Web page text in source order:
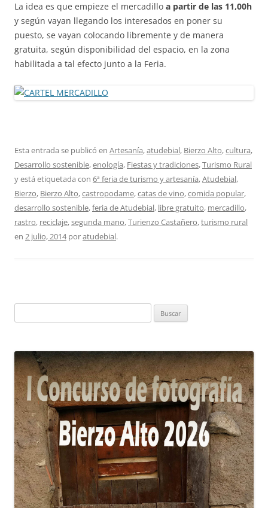
La idea es que empieze el mercadillo a partir de las 11,00h
y según vayan llegando los interesados en poner su
puesto, se vayan colocando libremente y de manera
gratuita, según disponibilidad del espacio, en la zona
habilitada a tal efecto junto a la Feria.
Esta entrada se publicó en Artesanía,atudebial, Bierzo Alto,cultura,
Desarrollo sostenible,enología, Fiestas y tradiciones,Turismo Rural
y está etiquetada con 6ª feria de turismo y artesanía,Atudebial,
Bierzo, Bierzo Alto,castropodame,catas de vino,comida popular,
desarrollo sostenible,feria de Atudebial, libre gratuito, mercadillo,
rastro, reciclaje,segunda mano,Turienzo Castañero,turismo rural
en 2 julio, 2014poratudebial.